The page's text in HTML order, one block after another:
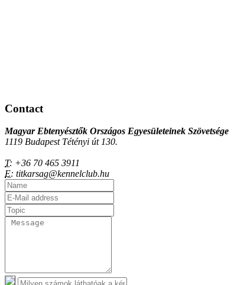
Contact
Magyar Ebtenyésztők Országos Egyesületeinek Szövetsége
1119 Budapest Tétényi út 130.
T: +36 70 465 3911
E: titkarsag@kennelclub.hu